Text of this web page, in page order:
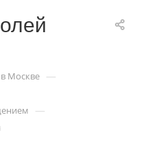
Москве —
—